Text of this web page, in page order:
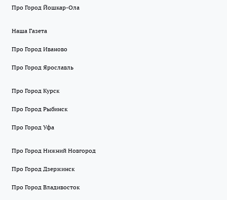
Про Город Йошкар-Ола
Наша Газета
Про Город Иваново
Про Город Ярославль
Про Город Курск
Про Город Рыбинск
Про Город Уфа
Про Город Нижний Новгород
Про Город Дзержинск
Про Город Владивосток